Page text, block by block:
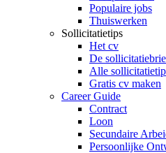
Populaire jobs
Thuiswerken
Sollicitatietips
Het cv
De
Alle
Gratis cv maken
Career Guide
Contract
Loon
Secundaire
Persoonlijke